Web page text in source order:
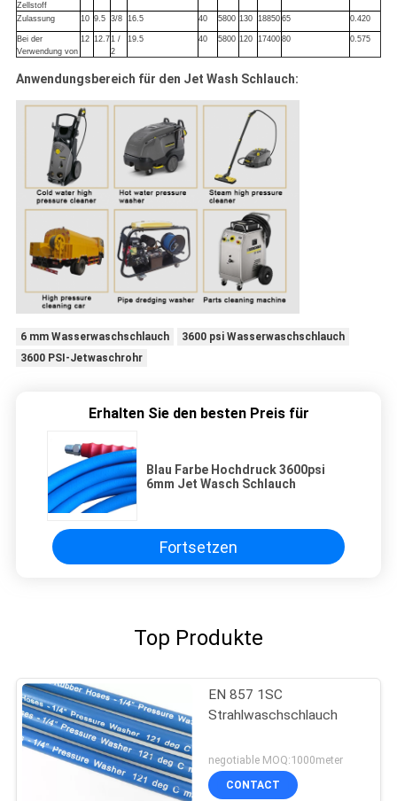
Zellstoff
Zulassung 10 9.5 3/8 16.5 40 5800 130 18850 65 0.420
Bei der
Verwendung von
12 12.71 /
2
19.5 40 5800 120 17400 80 0.575
Anwendungsbereich für den Jet Wash Schlauch:
6 mm Wasserwaschschlauch
3600 psi Wasserwaschschlauch
3600 PSI-Jetwaschrohr
Erhalten Sie den besten Preis für
Blau Farbe Hochdruck 3600psi
6mm Jet Wasch Schlauch
Fortsetzen
Top Produkte
EN 857 1SC
Strahlwaschschlauch
negotiable MOQ:1000meter
CONTACT